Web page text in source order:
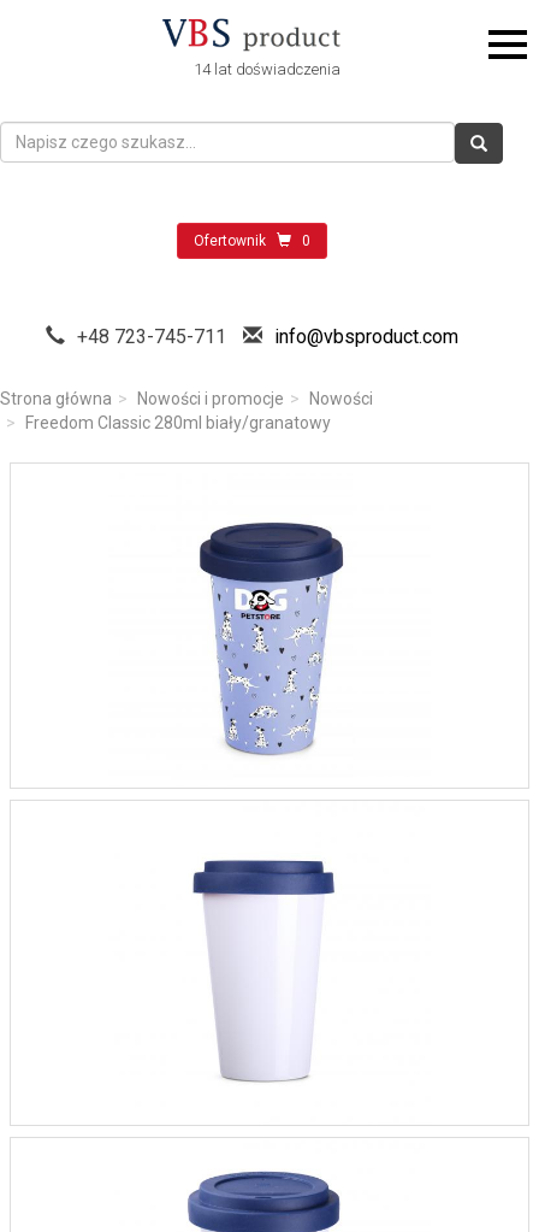
14 lat doświadczenia
Ofertownik 0
+48 723-745-711 info@vbsproduct.com
Strona główna Nowości i promocje
Nowości
Freedom Classic 280ml biały/granatowy